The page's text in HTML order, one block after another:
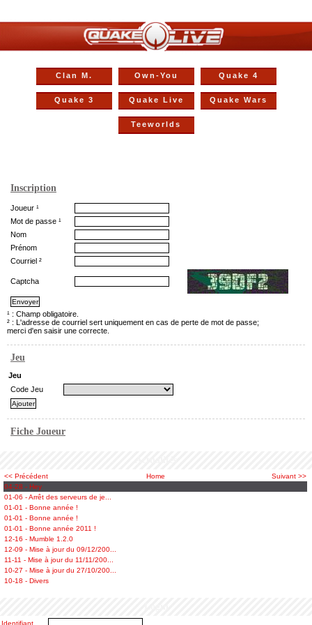
Clan M. Own-You Quake 4
Quake 3 Quake Live Quake Wars
Teeworlds
<< Précédent Home
Suivant >>
04-28 - Hey
01-06 - Arrêt des serveurs de je...
01-01 - Bonne année !
01-01 - Bonne année !
01-01 - Bonne année 2011 !
12-16 - Mumble 1.2.0
12-09 - Mise à jour du 09/12/200...
11-11 - Mise à jour du 11/11/200...
10-27 - Mise à jour du 27/10/200...
10-18 - Divers
Identifiant
Inscription
Joueur ¹
Mot de passe ¹
Nom
Prénom
Courriel ²
Captcha
¹ : Champ obligatoire.
² : L'adresse de courriel sert uniquement en cas de perte de mot de passe;
merci d'en saisir une correcte.
Jeu
Jeu
Code Jeu
Fiche Joueur